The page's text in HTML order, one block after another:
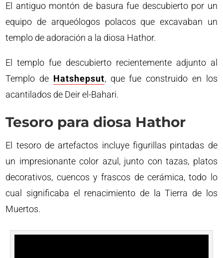
El antiguo montón de basura fue descubierto por un
equipo de arqueólogos polacos que excavaban un
templo de adoración a la diosa Hathor.
El templo fue descubierto recientemente adjunto al
Templo de Hatshepsut, que fue construido en los
acantilados de Deir el-Bahari.
Tesoro para diosa Hathor
El tesoro de artefactos incluye figurillas pintadas de
un impresionante color azul, junto con tazas, platos
decorativos, cuencos y frascos de cerámica, todo lo
cual significaba el renacimiento de la Tierra de los
Muertos.